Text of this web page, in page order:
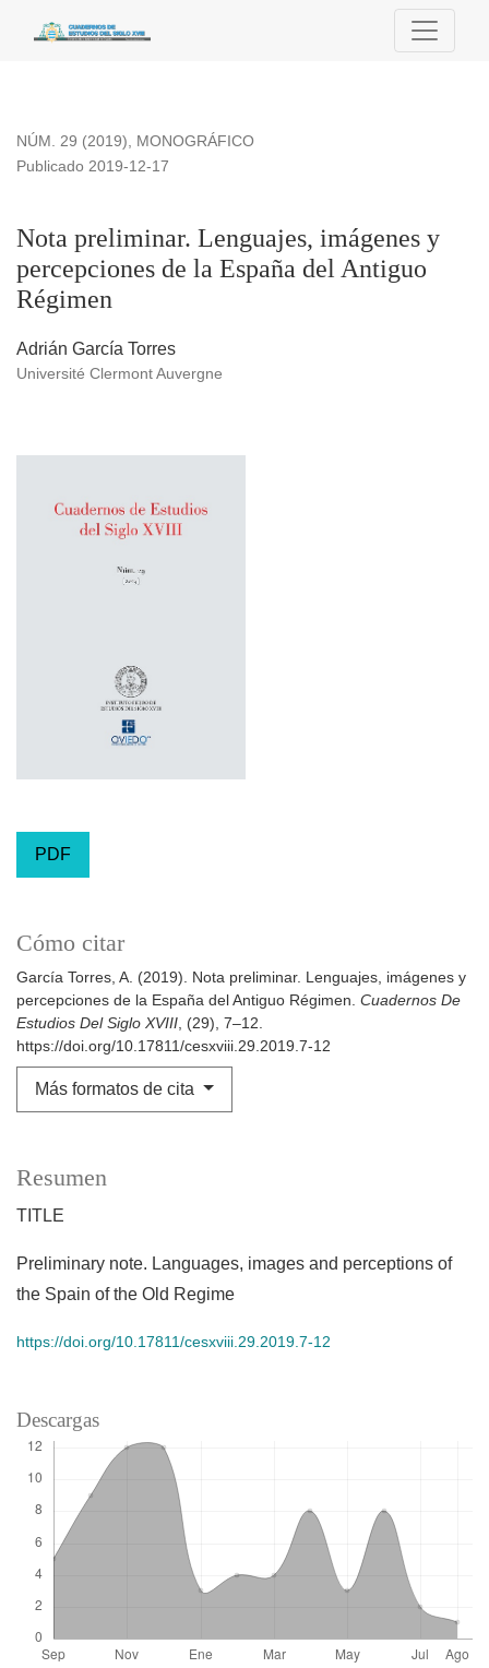
Nota preliminar. Lenguajes, imágenes y percepciones de la
NÚM. 29 (2019), MONOGRÁFICO
Nota preliminar. Lenguajes, imágenes y
percepciones de la España del Antiguo
Régimen
Publicado 2019-12-17
Adrián García Torres
Université Clermont Auvergne
PDF
Cómo citar
García Torres, A. (2019). Nota preliminar. Lenguajes, imágenes y
percepciones de la España del Antiguo Régimen. Cuadernos De
Estudios Del Siglo XVIII , (29), 7–12.
https://doi.org/10.17811/cesxviii.29.2019.7-12
Más formatos de cita
Resumen
TITLE
Preliminary note. Languages, images and perceptions of
the Spain of the Old Regime
https://doi.org/10.17811/cesxviii.29.2019.7-12
Descargas